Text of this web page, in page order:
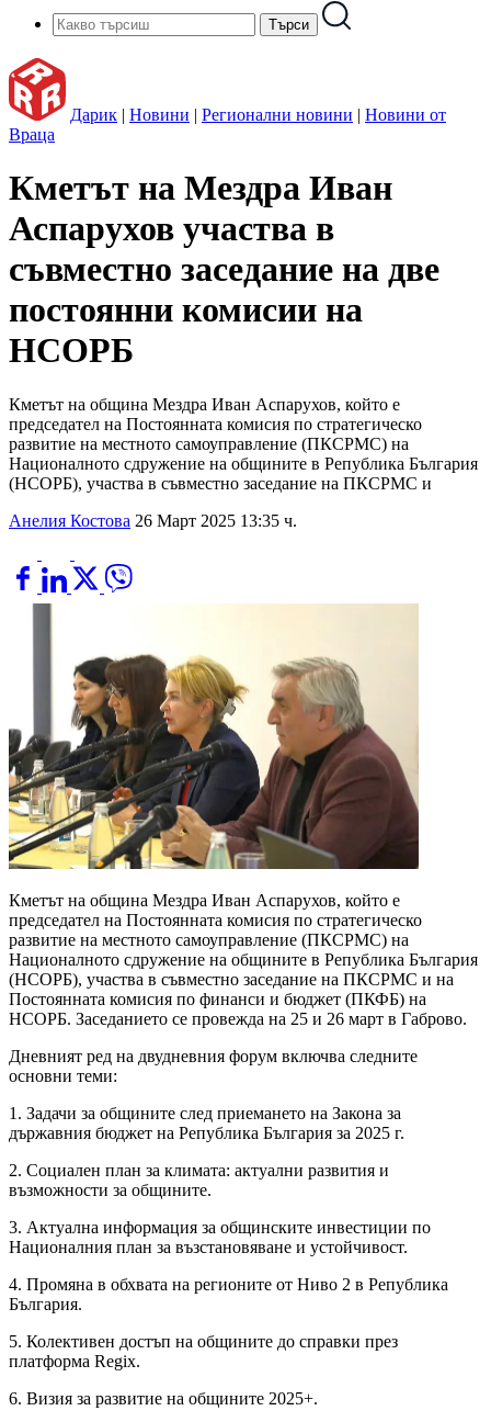
Дарик | Новини | Регионални новини | Новини от
Враца
Кметът на Мездра Иван
Аспарухов участва в
съвместно заседание на две
постоянни комисии на
НСОРБ
Кметът на община Мездра Иван Аспарухов, който е
председател на Постоянната комисия по стратегическо
развитие на местното самоуправление (ПКСРМС) на
Националното сдружение на общините в Република България
(НСОРБ), участва в съвместно заседание на ПКСРМС и
Анелия Костова 26 Март 2025 13:35 ч.
Кметът на община Мездра Иван Аспарухов, който е
председател на Постоянната комисия по стратегическо
развитие на местното самоуправление (ПКСРМС) на
Националното сдружение на общините в Република България
(НСОРБ), участва в съвместно заседание на ПКСРМС и на
Постоянната комисия по финанси и бюджет (ПКФБ) на
НСОРБ. Заседанието се провежда на 25 и 26 март в Габрово.
Дневният ред на двудневния форум включва следните
основни теми:
1. Задачи за общините след приемането на Закона за
държавния бюджет на Република България за 2025 г.
2. Социален план за климата: актуални развития и
възможности за общините.
3. Актуална информация за общинските инвестиции по
Националния план за възстановяване и устойчивост.
4. Промяна в обхвата на регионите от Ниво 2 в Република
България.
5. Колективен достъп на общините до справки през
платформа Regix.
6. Визия за развитие на общините 2025+.